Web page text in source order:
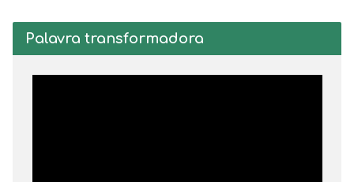
Palavra transformadora